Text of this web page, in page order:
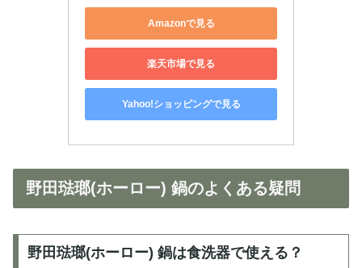
Amazonで見る
楽天市場で見る
Yahoo!ショッピングで見る
野田琺瑯(ホーロー) 鍋のよくある疑問
野田琺瑯(ホーロー) 鍋は食洗器で使える？